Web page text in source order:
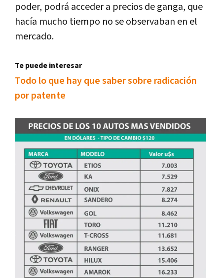
poder, podrá acceder a precios de ganga, que
hacía mucho tiempo no se observaban en el
mercado.
Te puede interesar
Todo lo que hay que saber sobre radicación
por patente